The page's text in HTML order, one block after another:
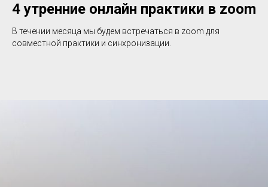
4 утренние онлайн практики в zoom
В течении месяца мы будем встречаться в zoom для
совместной практики и синхронизации.